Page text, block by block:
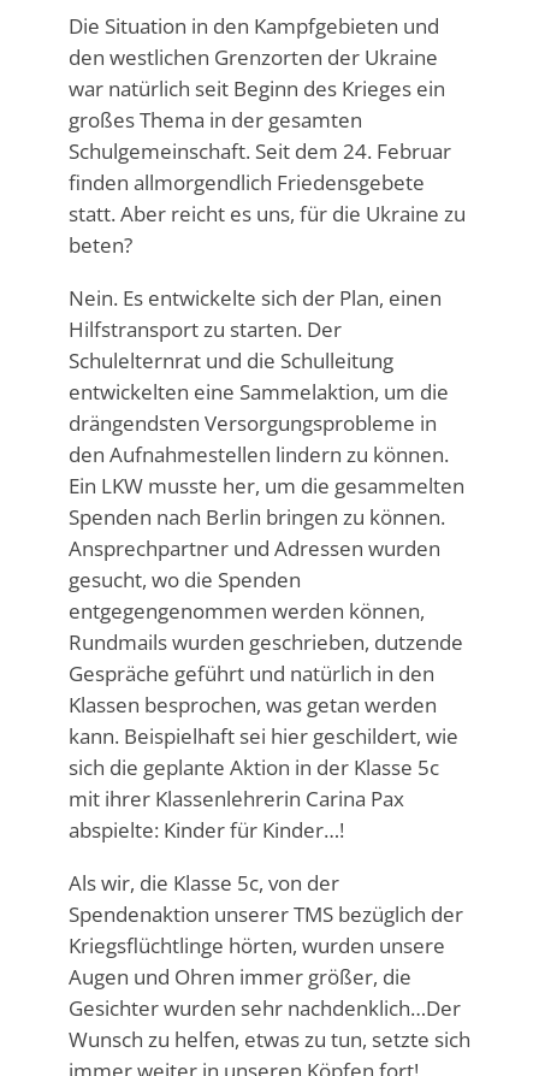
Die Situation in den Kampfgebieten und
den westlichen Grenzorten der Ukraine
war natürlich seit Beginn des Krieges ein
großes Thema in der gesamten
Schulgemeinschaft. Seit dem 24. Februar
finden allmorgendlich Friedensgebete
statt. Aber reicht es uns, für die Ukraine zu
beten?
Nein. Es entwickelte sich der Plan, einen
Hilfstransport zu starten. Der
Schulelternrat und die Schulleitung
entwickelten eine Sammelaktion, um die
drängendsten Versorgungsprobleme in
den Aufnahmestellen lindern zu können.
Ein LKW musste her, um die gesammelten
Spenden nach Berlin bringen zu können.
Ansprechpartner und Adressen wurden
gesucht, wo die Spenden
entgegengenommen werden können,
Rundmails wurden geschrieben, dutzende
Gespräche geführt und natürlich in den
Klassen besprochen, was getan werden
kann. Beispielhaft sei hier geschildert, wie
sich die geplante Aktion in der Klasse 5c
mit ihrer Klassenlehrerin Carina Pax
abspielte: Kinder für Kinder…!
Als wir, die Klasse 5c, von der
Spendenaktion unserer TMS bezüglich der
Kriegsflüchtlinge hörten, wurden unsere
Augen und Ohren immer größer, die
Gesichter wurden sehr nachdenklich…Der
Wunsch zu helfen, etwas zu tun, setzte sich
immer weiter in unseren Köpfen fort!